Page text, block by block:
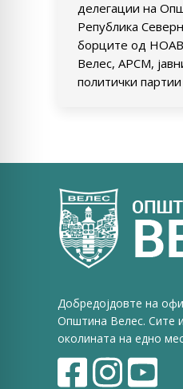
делегации на
Република
борците од
Велес, АРСМ,
политички
Добредојдовте на
Општина Велес. Сите
околината на едно